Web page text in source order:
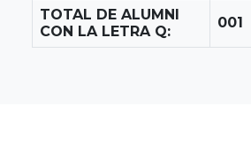
TOTAL DE ALUMNI
CON LA LETRA Q:
001